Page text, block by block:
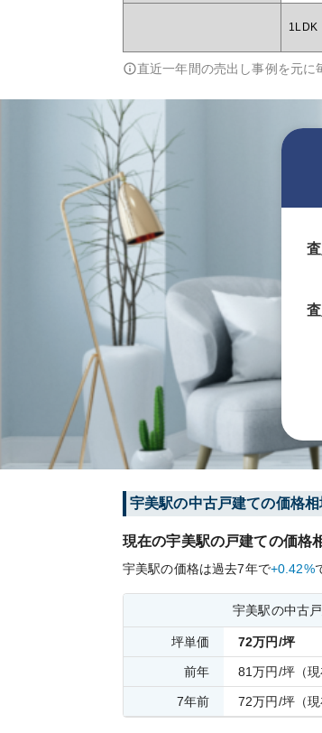
1LDK
直近一年間の売出し事例を元に
宇美駅の中古戸建ての価格
現在の宇美駅の戸建ての価格
宇美駅の価格は過去7年で+0.42%
宇美駅の中古
坪単価 72万円/坪
前年 81万円/坪（
7年前 72万円/坪（